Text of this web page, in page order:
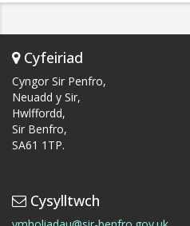
Cyfeiriad
Cyngor Sir Penfro,
Neuadd y Sir,
Hwlffordd,
Sir Benfro,
SA61 1TP.
Cysylltwch